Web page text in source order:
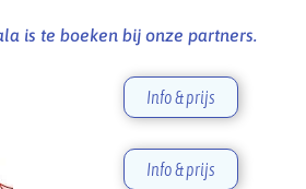
is te boeken bij onze partners.
Info & prijs
Info & prijs